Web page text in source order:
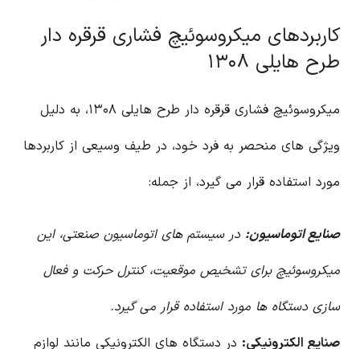
کاربردهای میکروسوئیچ فشاری قرقره دار
طرح هایلی ۱۳۰۸
میکروسوئیچ فشاری قرقره دار طرح هایلی ۱۳۰۸، به دلیل
ویژگی های منحصر به فرد خود، در طیف وسیعی از کاربردها
مورد استفاده قرار می گیرد، از جمله:
صنایع اتوماسیون: در سیستم های اتوماسیون صنعتی، این
میکروسوئیچ برای تشخیص موقعیت، کنترل حرکت و فعال
سازی دستگاه ها مورد استفاده قرار می گیرد.
صنایع الکترونیکی: در دستگاه های الکترونیکی مانند لوازم